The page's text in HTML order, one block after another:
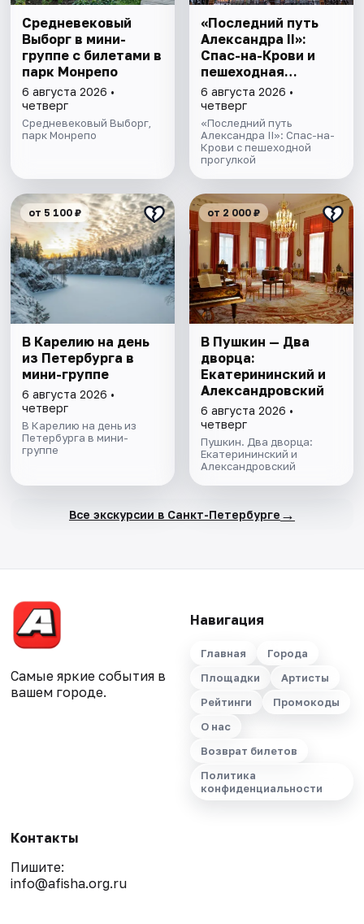
Cредневековый
Выборг в мини-
группе c билетами в
парк Монрепо
6 августа 2026 •
четверг
Средневековый Выборг,
парк Монрепо
«Последний путь
Александра II»:
Спас-на-Крови и
пешеходная
прогулка
6 августа 2026 •
четверг
«Последний путь
Александра II»: Спас-на-
Крови с пешеходной
прогулкой
от 5 100 ₽
В Карелию на день
из Петербурга в
мини-группе
6 августа 2026 •
четверг
В Карелию на день из
Петербурга в мини-
группе
от 2 000 ₽
В Пушкин — Два
дворца:
Екатерининский и
Александровский
6 августа 2026 •
четверг
Пушкин. Два дворца:
Екатерининский и
Александровский
Все экскурсии в Санкт-Петербурге →
Самые яркие события в
вашем городе.
Навигация
Главная
Города
Площадки
Артисты
Рейтинги
Промокоды
О нас
Возврат билетов
Политика
конфиденциальности
Контакты
Пишите:
info@afisha.org.ru